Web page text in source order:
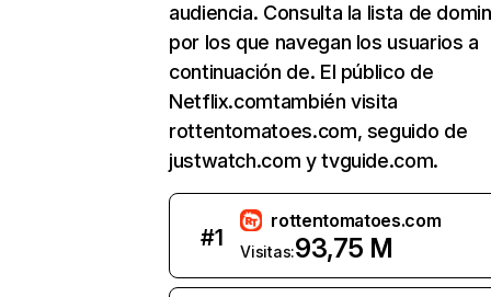
audiencia. Consulta la lista de
por los que navegan los usuarios a
continuación de. El público de
Netflix.comtambién visita
rottentomatoes.com, seguido de
justwatch.com y tvguide.com.
#1
rottentomatoes.com
Visitas:93,75 M